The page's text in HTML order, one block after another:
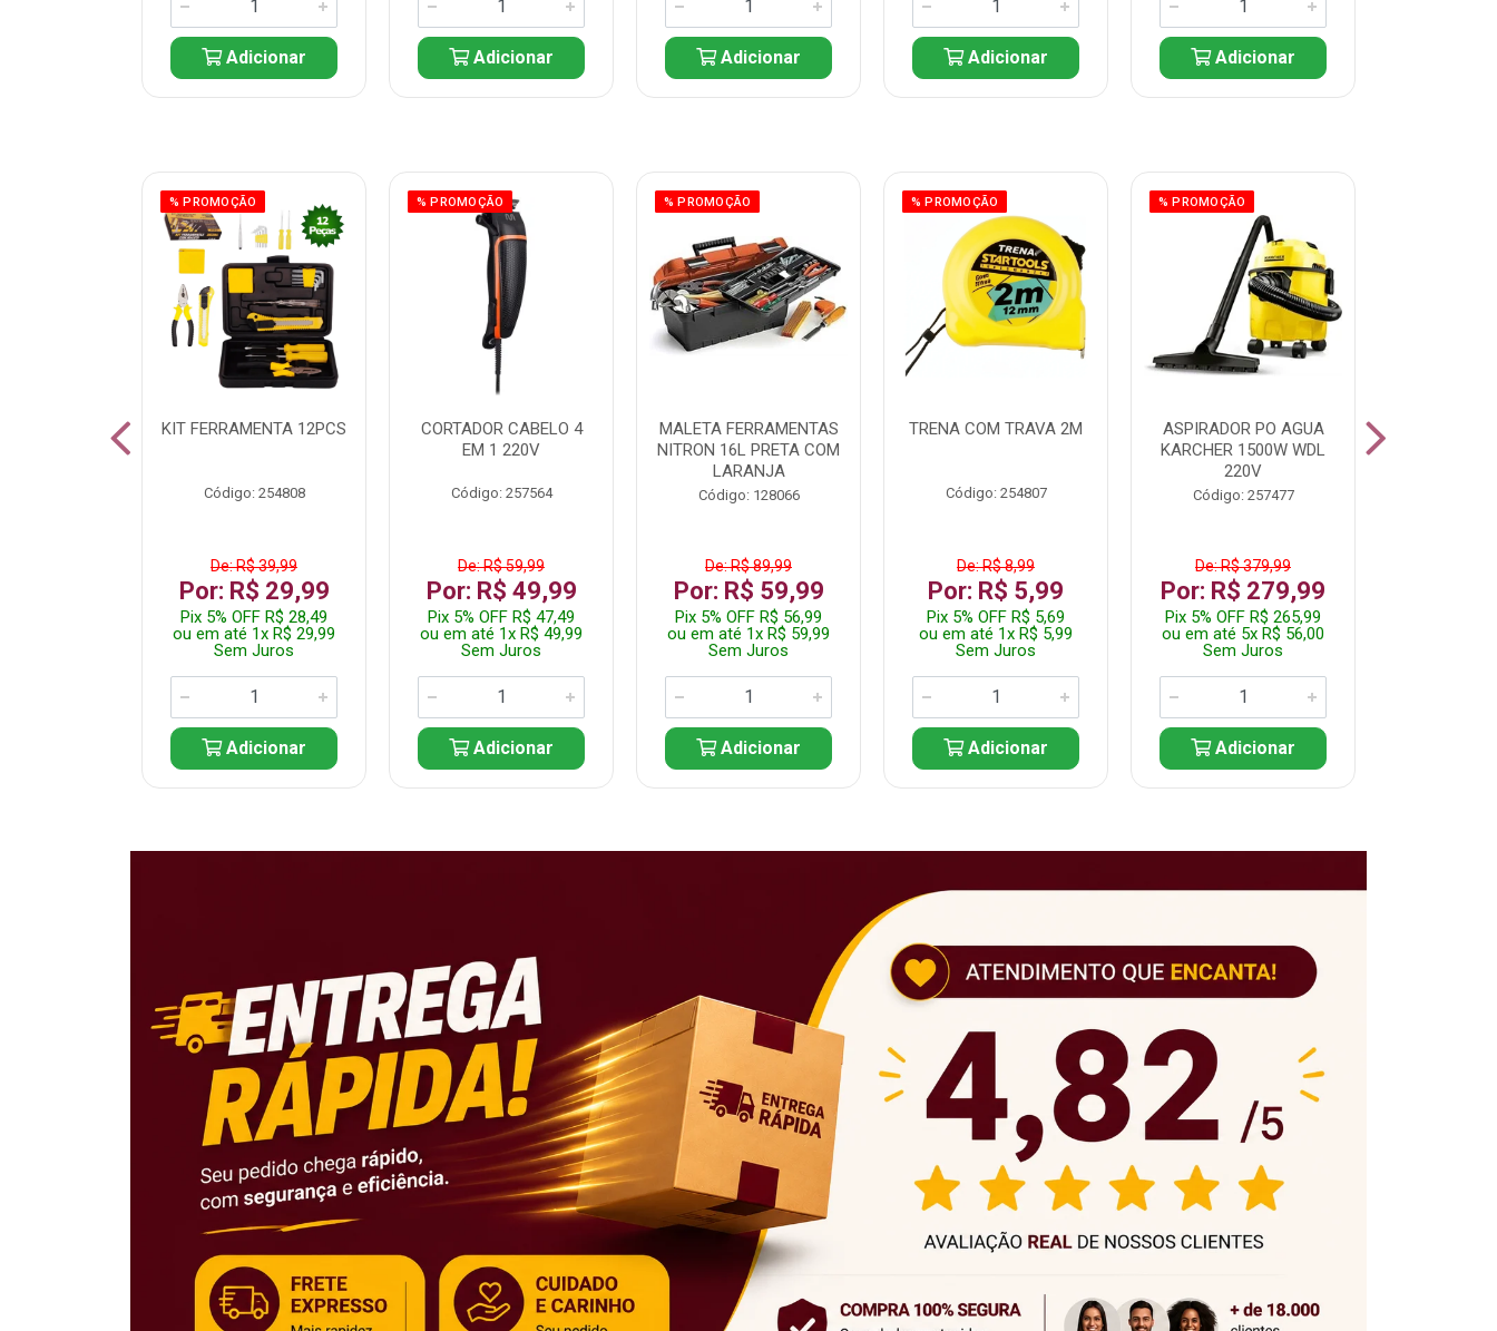
Adicionar Adicionar Adicionar Adicionar Adicionar
% PROMOÇÃO
KIT FERRAMENTA 12PCS
Código: 254808
De: R$ 39,99
Por: R$ 29,99
Pix 5% OFF R$ 28,49
ou em até 1x R$ 29,99
Sem Juros
Adicionar
% PROMOÇÃO
CORTADOR CABELO 4
EM 1 220V
Código: 257564
De: R$ 59,99
Por: R$ 49,99
Pix 5% OFF R$ 47,49
ou em até 1x R$ 49,99
Sem Juros
Adicionar
% PROMOÇÃO
MALETA FERRAMENTAS
NITRON 16L PRETA COM
LARANJA
Código: 128066
De: R$ 89,99
Por: R$ 59,99
Pix 5% OFF R$ 56,99
ou em até 1x R$ 59,99
Sem Juros
Adicionar
% PROMOÇÃO
TRENA COM TRAVA 2M
Código: 254807
De: R$ 8,99
Por: R$ 5,99
Pix 5% OFF R$ 5,69
ou em até 1x R$ 5,99
Sem Juros
Adicionar
% PROMOÇÃO
ASPIRADOR PO AGUA
KARCHER 1500W WDL
220V
Código: 257477
De: R$ 379,99
Por: R$ 279,99
Pix 5% OFF R$ 265,99
ou em até 5x R$ 56,00
Sem Juros
Adicionar